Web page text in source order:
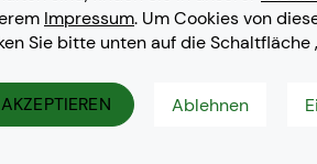
Fax L 150, i-SENSYS Fax L 170, i-
MF 4410, i-SENSYS MF 4430, i-
dw, i-SENSYS MF 4580 dn, i-
SENSYS MF 4800 Series, i-SENSYS
Impressum. Um Cookies von
Sie bitte unten auf die Schaltfläche
AKZEPTIEREN Ablehnen